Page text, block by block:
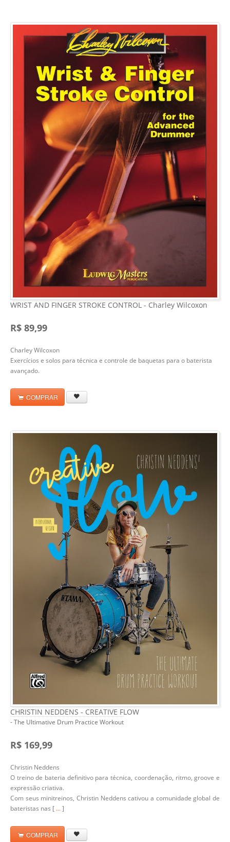
WRIST AND FINGER STROKE CONTROL - Charley Wilcoxon
R$ 89,99
Charley Wilcoxon
Exercícios e solos para técnica e controle de baquetas para o baterista
avançado.
COMPRAR
CHRISTIN NEDDENS - CREATIVE FLOW
- The Ultimative Drum Practice Workout
R$ 169,99
Christin Neddens
O treino de bateria definitivo para técnica, coordenação, ritmo, groove e
expressão criativa.
Com seus minitreinos, Christin Neddens cativou a comunidade global de
bateristas nas [ ...]
COMPRAR